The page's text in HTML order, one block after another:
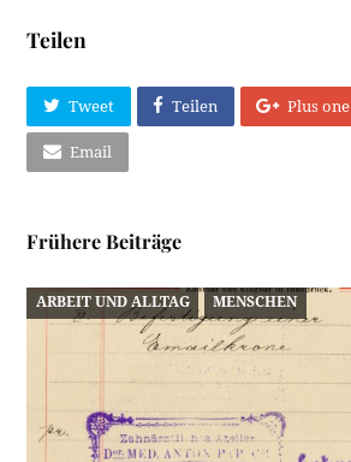
Teilen
Tweet Teilen Plus one
Email
Frühere Beiträge
ARBEIT UND ALLTAG MENSCHEN